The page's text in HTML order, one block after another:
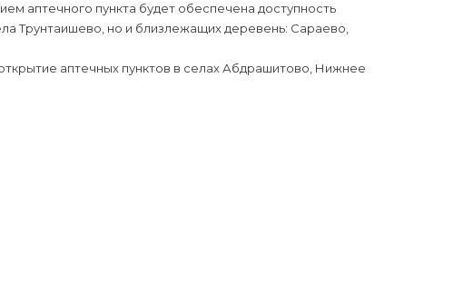
аптечного пункта будет обеспечена доступность
Трунтаишево, но и близлежащих деревень: Сараево,
аптечных пунктов в селах Абдрашитово, Нижнее